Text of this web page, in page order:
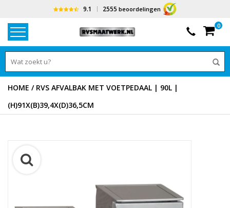
9.1 2555 beoordelingen
0
HOME / RVS AFVALBAK MET VOETPEDAAL | 90L |
(H)91X(B)39,4X(D)36,5CM